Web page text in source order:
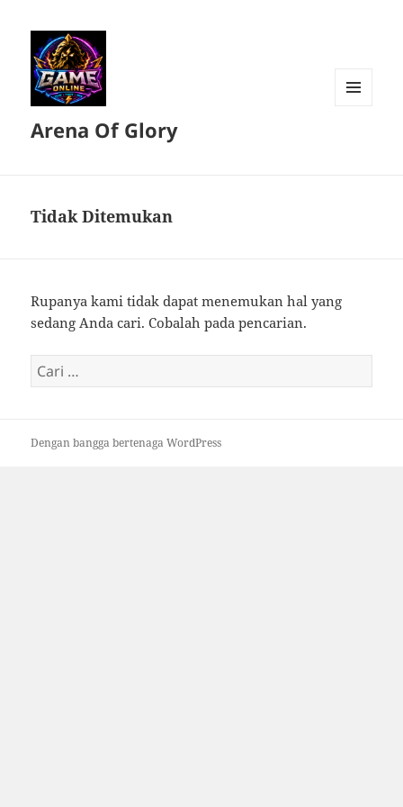
Arena Of Glory
Tidak Ditemukan
Rupanya kami tidak dapat menemukan hal yang
sedang Anda cari. Cobalah pada pencarian.
Cari
untuk:
Dengan bangga bertenaga WordPress